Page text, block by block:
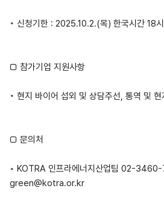
◦ 신청기한 : 2025.10.2.(목) 한국시간 18
□ 참가기업 지원사항
◦ 현지 바이어 섭외 및 상담주선, 통역 및
□ 문의처
◦ KOTRA 인프라에너지산업팀 02-
green@kotra.or.kr